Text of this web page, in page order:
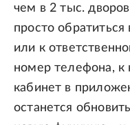
чем в 2 тыс.
просто
или к
номер телефона, к
кабинет в
останется